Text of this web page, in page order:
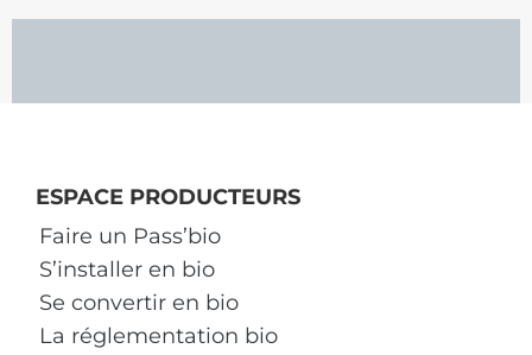
ESPACE PRODUCTEURS
Faire un Pass’bio
S’installer en bio
Se convertir en bio
La réglementation bio